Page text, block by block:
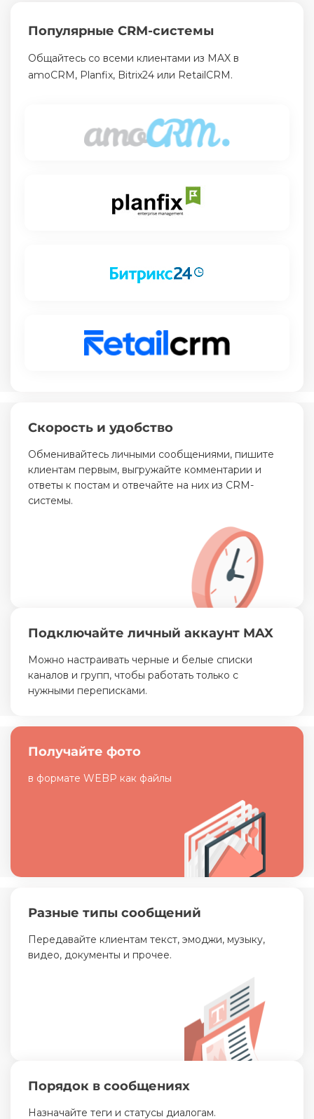
Популярные CRM-системы
Общайтесь со всеми клиентами из MAX в
amoCRM, Planfix, Bitrix24 или RetailCRM.
Скорость и удобство
Обменивайтесь личными сообщениями, пишите
клиентам первым, выгружайте комментарии и
ответы к постам и отвечайте на них из CRM-
системы.
Подключайте личный аккаунт MAX
Можно настраивать черные и белые списки
каналов и групп, чтобы работать только с
нужными переписками.
Получайте фото
в формате WEBP как файлы
Разные типы сообщений
Передавайте клиентам текст, эмоджи, музыку,
видео, документы и прочее.
Порядок в сообщениях
Назначайте теги и статусы диалогам.